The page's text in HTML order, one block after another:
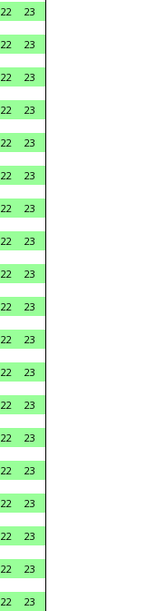
22
23
22
23
22
23
22
23
22
23
22
23
22
23
22
23
22
23
22
23
22
23
22
23
22
23
22
23
22
23
22
23
22
23
22
23
22
23